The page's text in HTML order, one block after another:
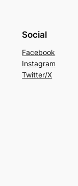
Social
Facebook
Instagram
Twitter/X